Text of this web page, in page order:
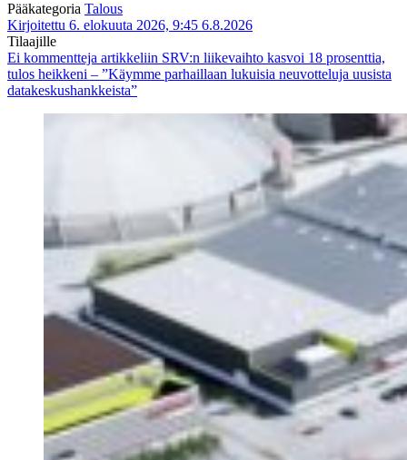
Pääkategoria Talous
Kirjoitettu 6. elokuuta 2026, 9:45 6.8.2026
Tilaajille
Ei kommentteja artikkeliin SRV:n liikevaihto kasvoi 18 prosenttia,
tulos heikkeni – ”Käymme parhaillaan lukuisia neuvotteluja uusista
datakeskushankkeista”